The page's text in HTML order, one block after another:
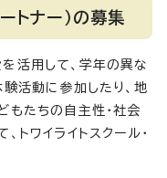
トナー）の募集
活用して、学年の異な
験活動に参加したり、地
もたちの自主性・社会
トワイライトスクール・